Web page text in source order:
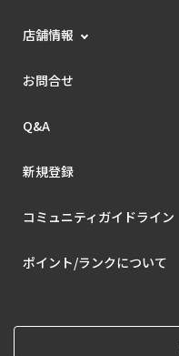
店舗情報
お問合せ
Q&A
新規登録
コミュニティガイドライン
ポイント/ランクについて